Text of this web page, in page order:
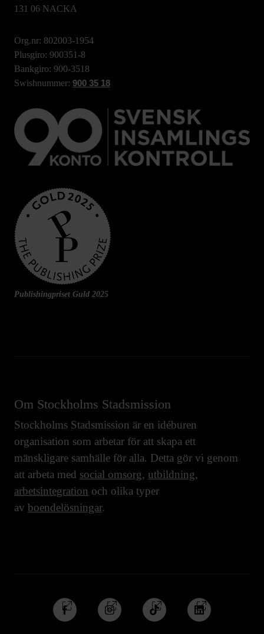
131 06 NACKA
Org.nr: 802003-1954
Plusgiro: 900351-8
Bankgiro: 900-3518
Swishnummer: 900 35 18
Publishingpriset Guld 2025
Om Stockholms Stadsmission
Stockholms Stadsmission är en idéburen
organisation som arbetar för att skapa ett
mänskligare samhälle för alla. Detta gör vi genom
att arbeta med social omsorg, utbildning,
arbetsintegration och olika typer
av boendelösningar.
Följ
oss
Följ
oss
Följ
oss
Följ
oss